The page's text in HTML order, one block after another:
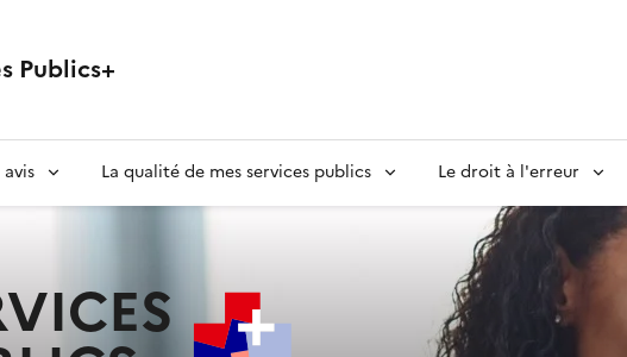
Publics+
La qualité de mes services publics Le droit à l'erreur